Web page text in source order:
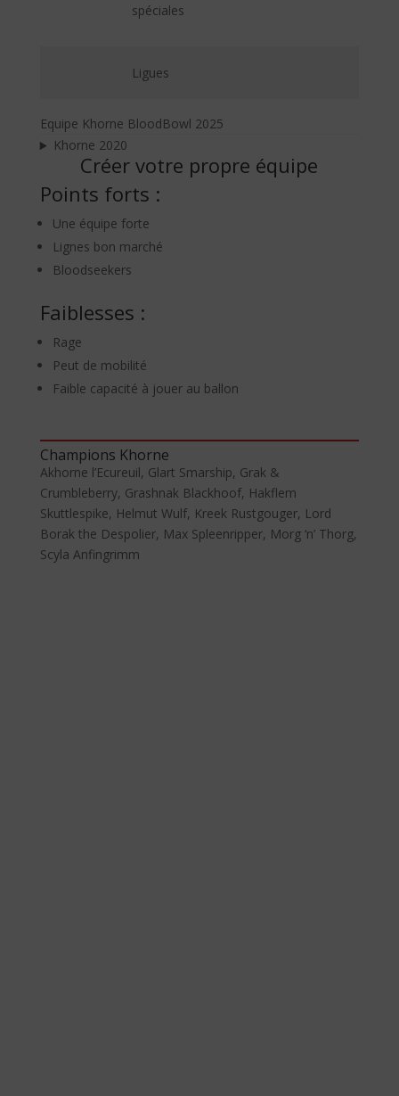
spéciales
Ligues
Equipe Khorne BloodBowl 2025
Khorne 2020
Créer votre propre équipe
Points forts :
Une équipe forte
Lignes bon marché
Bloodseekers
Faiblesses :
Rage
Peut de mobilité
Faible capacité à jouer au ballon
Champions Khorne
Akhorne l’Ecureuil, Glart Smarship, Grak &
Crumbleberry, Grashnak Blackhoof, Hakflem
Skuttlespike, Helmut Wulf, Kreek Rustgouger, Lord
Borak the Despolier, Max Spleenripper, Morg ‘n’ Thorg,
Scyla Anfingrimm